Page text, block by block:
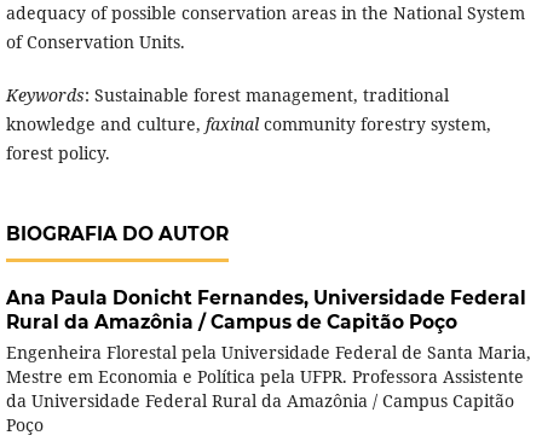
adequacy of possible conservation areas in the National System
of Conservation Units.
Keywords: Sustainable forest management, traditional
knowledge and culture, faxinalcommunity forestry system,
forest policy.
BIOGRAFIA DO AUTOR
Ana Paula Donicht Fernandes, Universidade Federal
Rural da Amazônia / Campus de Capitão Poço
Engenheira Florestal pela Universidade Federal de Santa Maria,
Mestre em Economia e Política pela UFPR. Professora Assistente
da Universidade Federal Rural da Amazônia / Campus Capitão
Poço